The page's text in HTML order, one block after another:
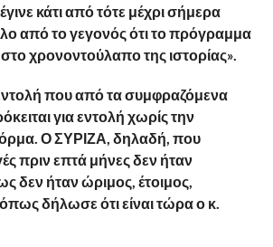
κάτι από τότε μέχρι σήμερα
από το γεγονός ότι το πρόγραμμα
χρονοντούλαπο της ιστορίας».
που από τα συμφραζόμενα
για εντολή χωρίς την
Ο ΣΥΡΙΖΑ, δηλαδή, που
πριν επτά μήνες δεν ήταν
δεν ήταν ώριμος, έτοιμος,
δήλωσε ότι είναι τώρα ο κ.